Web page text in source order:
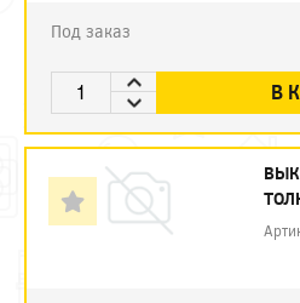
Под заказ
В